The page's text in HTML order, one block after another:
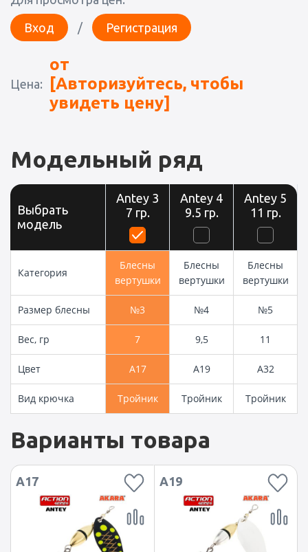
Вход / Регистрация
Цена:
от
[Авторизуйтесь, чтобы
увидеть цену]
Модельный ряд
Выбрать
модель
Antey 3
7 гр.
Antey 4
9.5 гр.
Antey 5
11 гр.
Категория
Блесны
вертушки
Блесны
вертушки
Блесны
вертушки
Размер блесны №3 №4 №5
Вес, гр 7 9,5 11
Цвет A17 A19 A32
Вид крючка Тройник Тройник Тройник
Варианты товара
A17 A19